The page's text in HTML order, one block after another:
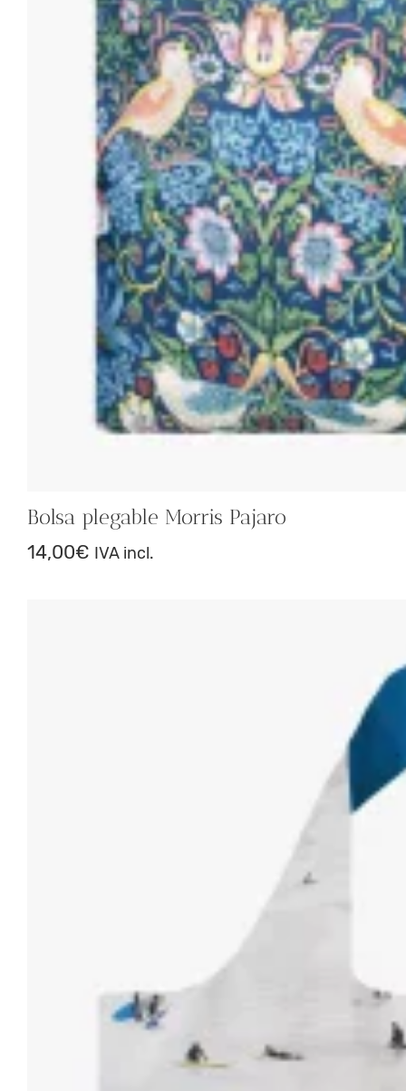
Bolsa plegable Morris Pajaro
14,00€ IVA incl.